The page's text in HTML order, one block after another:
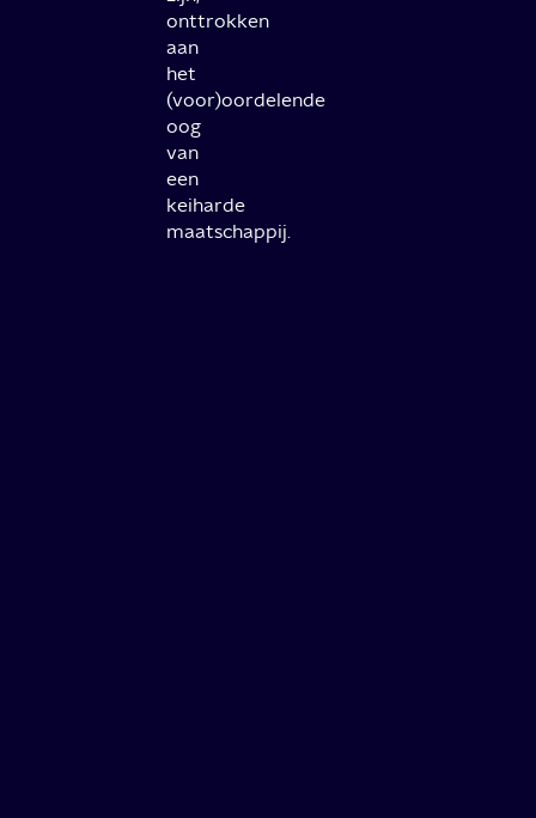
onttrokken
aan
het
(voor)oordelende
oog
van
een
keiharde
maatschappij.